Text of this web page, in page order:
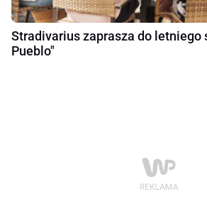
Stradivarius zaprasza do letniego
Pueblo"